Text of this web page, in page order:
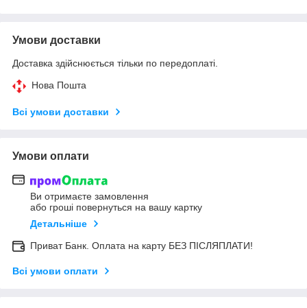
Умови доставки
Доставка здійснюється тільки по передоплаті.
Нова Пошта
Всі умови доставки
Умови оплати
Ви отримаєте замовлення
або гроші повернуться на вашу картку
Детальніше
Приват Банк. Оплата на карту БЕЗ ПІСЛЯПЛАТИ!
Всі умови оплати